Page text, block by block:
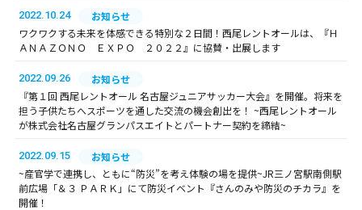
2022.10.24
お知らせ
ワクワクする未来を体感できる特別な２日間！西尾レントオールは、『Ｈ
ＡＮＡＺＯＮＯ ＥＸＰＯ ２０２２』に協賛・出展します
2022.09.26
お知らせ
『第１回 西尾レントオール 名古屋ジュニアサッカー大会』を開催。将来を
担う子供たちへスポーツを通した交流の機会創出を！ ~西尾レントオール
が株式会社名古屋グランパスエイトとパートナー契約を締結~
2022.09.15
お知らせ
~産官学で連携し、ともに“防災”を考え体験の場を提供~JR三ノ宮駅南側駅
前広場「＆３ ＰＡＲＫ」にて防災イベント『さんのみや防災のチカラ』を
開催！